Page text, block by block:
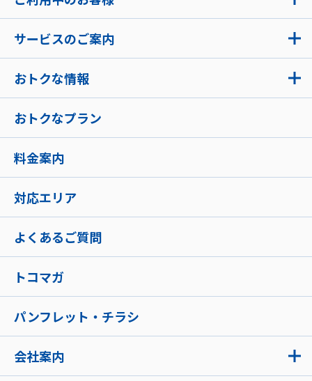
サービスのご案内
おトクな情報
おトクなプラン
料金案内
対応エリア
よくあるご質問
トコマガ
パンフレット・チラシ
会社案内